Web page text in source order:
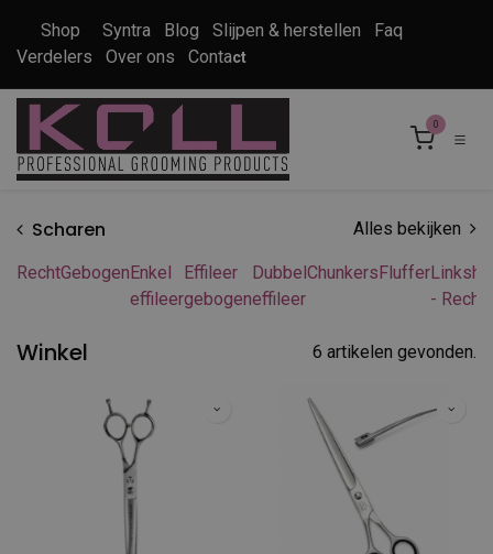
Shop Syntra Blog Slijpen & herstellen
Faq
Verdelers
Over ons Contact
0
Scharen Alles bekijken
RechtGebogenEnkel
effileer
Effileer
gebogen
Dubbel
effileer
ChunkersFluffer
- Recht
Winkel 6 artikelen gevonden.